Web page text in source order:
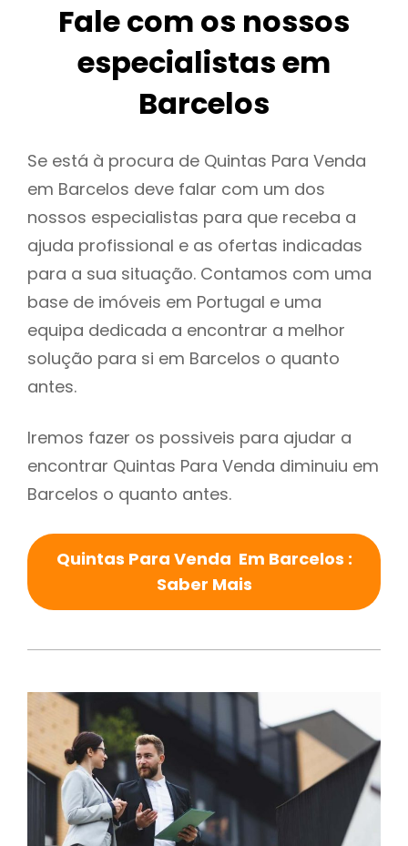
Fale com os nossos
especialistas em
Barcelos
Se está à procura de Quintas Para Venda
em Barcelos deve falar com um dos
nossos especialistas para que receba a
ajuda profissional e as ofertas indicadas
para a sua situação. Contamos com uma
base de imóveis em Portugal e uma
equipa dedicada a encontrar a melhor
solução para si em Barcelos o quanto
antes.
Iremos fazer os possiveis para ajudar a
encontrar Quintas Para Venda diminuiu em
Barcelos o quanto antes.
Quintas Para Venda Em Barcelos :
Saber Mais